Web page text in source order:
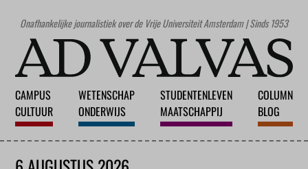
Onafhankelijke journalistiek over de Vrije Universiteit Amsterdam | Sinds 1953
CAMPUS
CULTUUR
WETENSCHAP
ONDERWIJS
STUDENTENLEVEN
MAATSCHAPPIJ
COLUMN
BLOG